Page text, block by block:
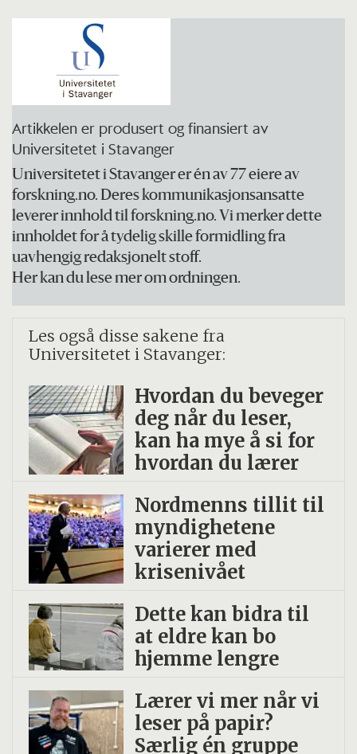
Artikkelen er produsert og finansiert av
Universitetet i Stavanger
Universitetet i Stavanger er én av 77 eiere av
forskning.no. Deres kommunikasjonsansatte
leverer innhold til forskning.no. Vi merker dette
innholdet for å tydelig skille formidling fra
uavhengig redaksjonelt stoff.
Her kan du lese mer om ordningen.
Les også disse sakene fra
Universitetet i Stavanger:
Hvordan du beveger
deg når du leser,
kan ha mye å si for
hvordan du lærer
Nordmenns tillit til
myndighetene
varierer med
krisenivået
Dette kan bidra til
at eldre kan bo
hjemme lengre
Lærer vi mer når vi
leser på papir?
Særlig én gruppe